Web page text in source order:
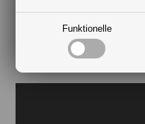
Funktionelle
DKK 399,00